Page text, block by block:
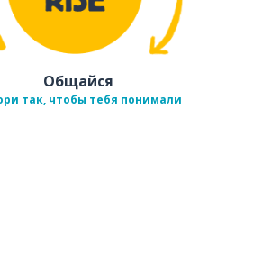
Общайся
так, чтобы тебя понимали